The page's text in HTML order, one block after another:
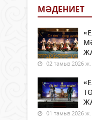
МӘДЕНИЕТ
02 тамыз 2026 ж.
01 тамыз 2026 ж.